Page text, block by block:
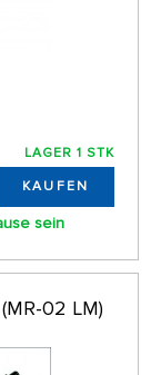
LAGER 1 STK
KAUFEN
sein
02 LM)